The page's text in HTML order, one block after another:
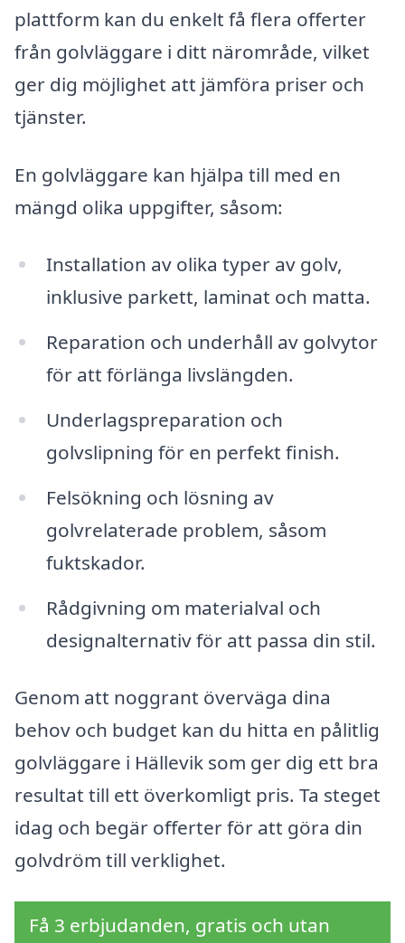
plattform kan du enkelt få flera offerter
från golvläggare i ditt närområde, vilket
ger dig möjlighet att jämföra priser och
tjänster.
En golvläggare kan hjälpa till med en
mängd olika uppgifter, såsom:
Installation av olika typer av golv,
inklusive parkett, laminat och matta.
Reparation och underhåll av golvytor
för att förlänga livslängden.
Underlagspreparation och
golvslipning för en perfekt finish.
Felsökning och lösning av
golvrelaterade problem, såsom
fuktskador.
Rådgivning om materialval och
designalternativ för att passa din stil.
Genom att noggrant överväga dina
behov och budget kan du hitta en pålitlig
golvläggare i Hällevik som ger dig ett bra
resultat till ett överkomligt pris. Ta steget
idag och begär offerter för att göra din
golvdröm till verklighet.
Få 3 erbjudanden, gratis och utan